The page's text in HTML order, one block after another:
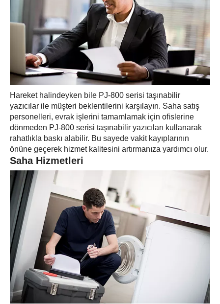
Hareket halindeyken bile PJ-800 serisi taşınabilir
yazıcılar ile müşteri beklentilerini karşılayın. Saha satış
personelleri, evrak işlerini tamamlamak için ofislerine
dönmeden PJ-800 serisi taşınabilir yazıcıları kullanarak
rahatlıkla baskı alabilir. Bu sayede vakit kayıplarının
önüne geçerek hizmet kalitesini artırmanıza yardımcı olur.
Saha Hizmetleri